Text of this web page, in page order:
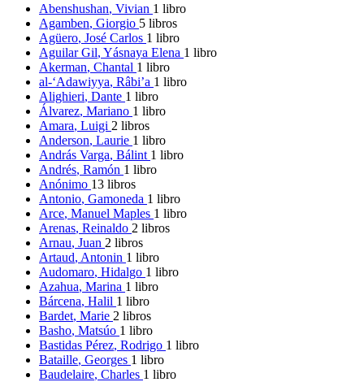
Abenshushan, Vivian 1 libro
Agamben, Giorgio 5 libros
Agüero, José Carlos 1 libro
Aguilar Gil, Yásnaya Elena 1 libro
Akerman, Chantal 1 libro
al-‘Adawiyya, Râbi’a 1 libro
Alighieri, Dante 1 libro
Álvarez, Mariano 1 libro
Amara, Luigi 2 libros
Anderson, Laurie 1 libro
András Varga, Bálint 1 libro
Andrés, Ramón 1 libro
Anónimo 13 libros
Antonio, Gamoneda 1 libro
Arce, Manuel Maples 1 libro
Arenas, Reinaldo 2 libros
Arnau, Juan 2 libros
Artaud, Antonin 1 libro
Audomaro, Hidalgo 1 libro
Azahua, Marina 1 libro
Bárcena, Halil 1 libro
Bardet, Marie 2 libros
Basho, Matsúo 1 libro
Bastidas Pérez, Rodrigo 1 libro
Bataille, Georges 1 libro
Baudelaire, Charles 1 libro